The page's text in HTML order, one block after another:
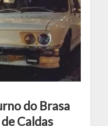
do Brasa
Caldas